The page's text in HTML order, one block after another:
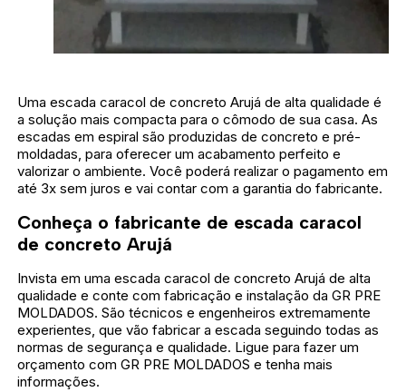
Uma escada caracol de concreto Arujá de alta qualidade é
a solução mais compacta para o cômodo de sua casa. As
escadas em espiral são produzidas de concreto e pré-
moldadas, para oferecer um acabamento perfeito e
valorizar o ambiente. Você poderá realizar o pagamento em
até 3x sem juros e vai contar com a garantia do fabricante.
Conheça o fabricante de escada caracol
de concreto Arujá
Invista em uma escada caracol de concreto Arujá de alta
qualidade e conte com fabricação e instalação da GR PRE
MOLDADOS. São técnicos e engenheiros extremamente
experientes, que vão fabricar a escada seguindo todas as
normas de segurança e qualidade. Ligue para fazer um
orçamento com GR PRE MOLDADOS e tenha mais
informações.